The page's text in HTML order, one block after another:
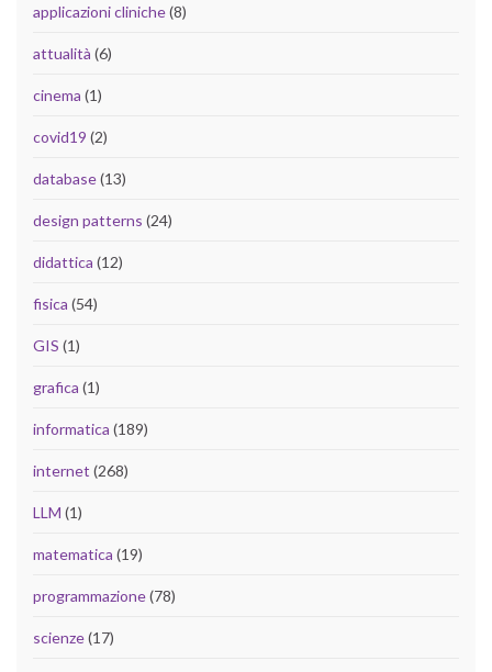
applicazioni cliniche(8)
attualità (6)
cinema (1)
covid19 (2)
database(13)
design patterns (24)
didattica (12)
fisica (54)
GIS (1)
grafica (1)
informatica (189)
internet (268)
LLM (1)
matematica (19)
programmazione(78)
scienze(17)